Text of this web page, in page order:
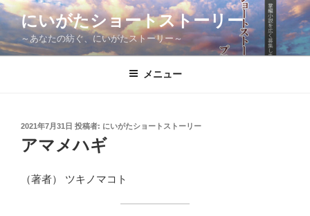
コ
ン
テ
ン
にいがたショートストーリー
～あなたの紡ぐ、にいがたストーリー～
メニュー
投
稿
日:
2021年7月31日 投稿者: にいがたショートストーリー
アマメハギ
（著者） ツキノマコト